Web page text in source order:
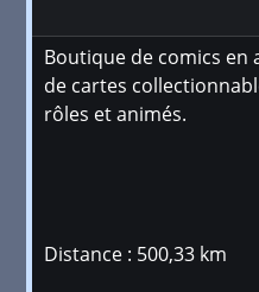
Boutique de comics en
de cartes
rôles et animés.
Distance : 500,33 km